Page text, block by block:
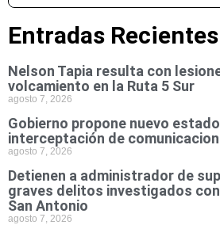
Entradas Recientes
Nelson Tapia resulta con
volcamiento en la Ruta 5 Sur
agosto 7, 2026
Gobierno propone nuevo
interceptación de
agosto 7, 2026
Detienen a administrador de
graves delitos investigados
San Antonio
agosto 7, 2026